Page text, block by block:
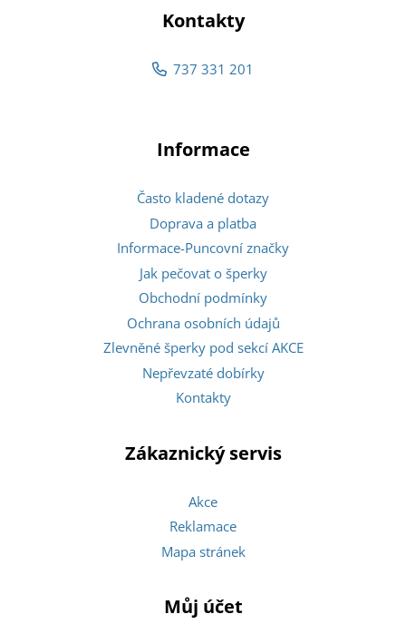
Kontakty
737 331 201
Informace
Často kladené dotazy
Doprava a platba
Informace-Puncovní značky
Jak pečovat o šperky
Obchodní podmínky
Ochrana osobních údajů
Zlevněné šperky pod sekcí AKCE
Nepřevzaté dobírky
Kontakty
Zákaznický servis
Akce
Reklamace
Mapa stránek
Můj účet